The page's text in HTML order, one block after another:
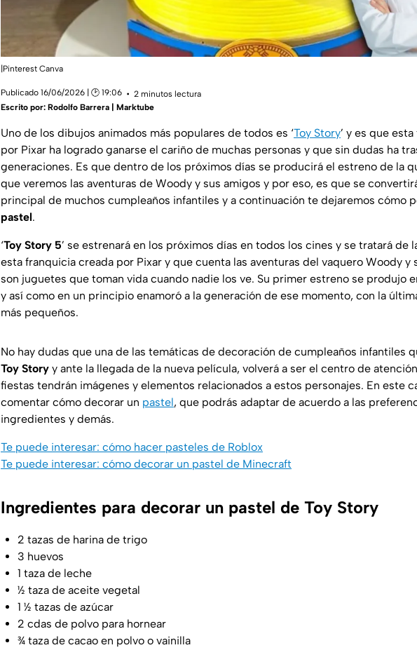
|Pinterest Canva
Publicado 16/06/2026 | 🕑 19:06
2 minutos lectura
Escrito por: Rodolfo Barrera | Marktube
Uno de los dibujos animados más populares de todos es ‘Toy Story’ y es que
por Pixar ha logrado ganarse el cariño de muchas personas y que sin dudas ha
generaciones. Es que dentro de los próximos días se producirá el estreno de la
que veremos las aventuras de Woody y sus amigos y por eso, es que se
principal de muchos cumpleaños infantiles y a continuación te dejaremos cómo
pastel.
‘Toy Story 5’ se estrenará en los próximos días en todos los cines y se tratará de
esta franquicia creada por Pixar y que cuenta las aventuras del vaquero Woody y
son juguetes que toman vida cuando nadie los ve. Su primer estreno se produjo
y así como en un principio enamoró a la generación de ese momento, con la
más pequeños.
No hay dudas que una de las temáticas de decoración de cumpleaños infantiles
Toy Story y ante la llegada de la nueva película, volverá a ser el centro de
fiestas tendrán imágenes y elementos relacionados a estos personajes. En este
comentar cómo decorar un pastel, que podrás adaptar de acuerdo a las
ingredientes y demás.
Te puede interesar: cómo hacer pasteles de Roblox
Te puede interesar: cómo decorar un pastel de Minecraft
Ingredientes para decorar un pastel de Toy Story
2 tazas de harina de trigo
3 huevos
1 taza de leche
½ taza de aceite vegetal
1 ½ tazas de azúcar
2 cdas de polvo para hornear
¾ taza de cacao en polvo o vainilla